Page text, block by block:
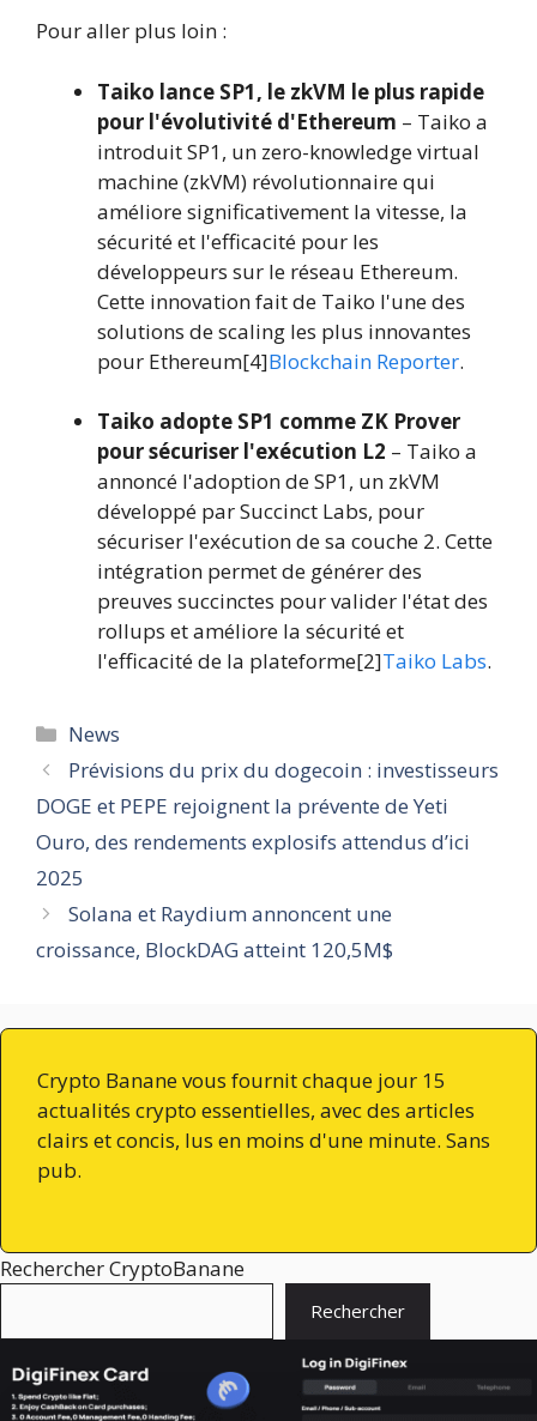
Pour aller plus loin :
Taiko lance SP1, le zkVM le plus rapide
pour l'évolutivité d'Ethereum – Taiko a
introduit SP1, un zero-knowledge virtual
machine (zkVM) révolutionnaire qui
améliore significativement la vitesse, la
sécurité et l'efficacité pour les
développeurs sur le réseau Ethereum.
Cette innovation fait de Taiko l'une des
solutions de scaling les plus innovantes
pour Ethereum[4]Blockchain Reporter.
Taiko adopte SP1 comme ZK Prover
pour sécuriser l'exécution L2 – Taiko a
annoncé l'adoption de SP1, un zkVM
développé par Succinct Labs, pour
sécuriser l'exécution de sa couche 2. Cette
intégration permet de générer des
preuves succinctes pour valider l'état des
rollups et améliore la sécurité et
l'efficacité de la plateforme[2]Taiko Labs.
Catégories
News
Prévisions du prix du dogecoin : investisseurs
DOGE et PEPE rejoignent la prévente de Yeti
Ouro, des rendements explosifs attendus d’ici
2025
Solana et Raydium annoncent une
croissance, BlockDAG atteint 120,5M$
Crypto Banane vous fournit chaque jour 15
actualités crypto essentielles, avec des articles
clairs et concis, lus en moins d'une minute. Sans
pub.
Rechercher CryptoBanane
Rechercher